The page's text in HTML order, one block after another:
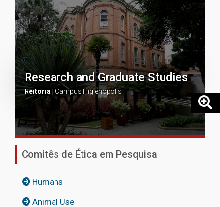
Research and Graduate Studies
Reitoria | Campus Higienópolis
Comitês de Ética em Pesquisa
Humans
Animal Use